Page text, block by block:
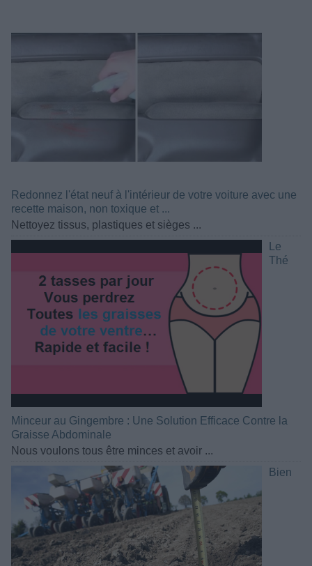
Redonnez l'état neuf à l'intérieur de votre voiture avec une
recette maison, non toxique et ...
Nettoyez tissus, plastiques et sièges ...
Le
Thé
Minceur au Gingembre : Une Solution Efficace Contre la
Graisse Abdominale
Nous voulons tous être minces et avoir ...
Bien